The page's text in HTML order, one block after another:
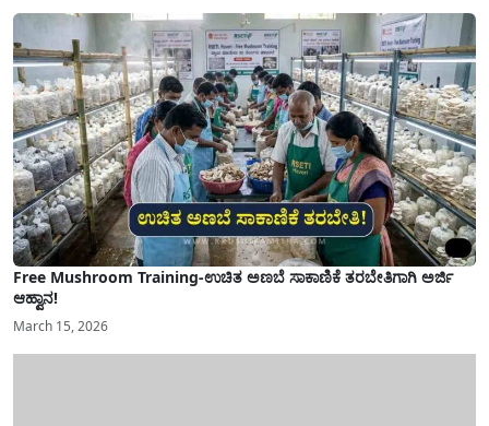
Free Mushroom Training-ಉಚಿತ ಅಣಬೆ ಸಾಕಾಣಿಕೆ ತರಬೇತಿಗಾಗಿ ಅರ್ಜಿ
ಆಹ್ವಾನ!
March 15, 2026